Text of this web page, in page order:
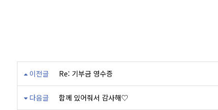
이전글 Re: 기부금 영수증
다음글 함께 있어줘서 감사해♡